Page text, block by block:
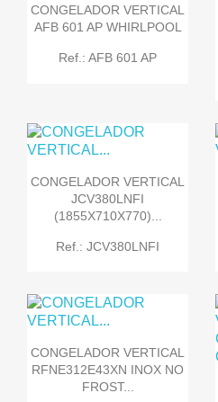
CONGELADOR VERTICAL
AFB 601 AP WHIRLPOOL
Ref.: AFB 601 AP
CONGELADOR VERTICAL
JCV380LNFI
(1855X710X770)...
Ref.: JCV380LNFI
CONGELADOR VERTICAL
RFNE312E43XN INOX NO
FROST...